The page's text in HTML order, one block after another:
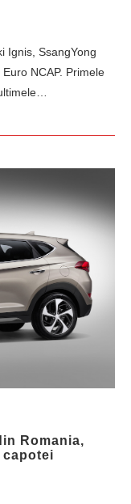
Ignis, SsangYong
NCAP. Primele
Romania,
capotei